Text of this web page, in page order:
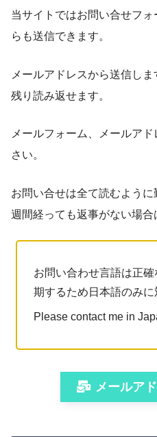
当サイトではお問い合せフ
らも送信できます。
メールアドレスから送信し
残り読み返せます。
メールフォーム、メールア
さい。
お問い合せは全て読むよう
週間経っても返事がない場合
お問い合わせ言語は正
期するため日本語のみに
Please contact me in
メールア